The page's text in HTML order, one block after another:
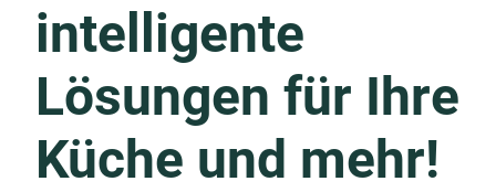
intelligente
Lösungen für Ihre
Küche und mehr!